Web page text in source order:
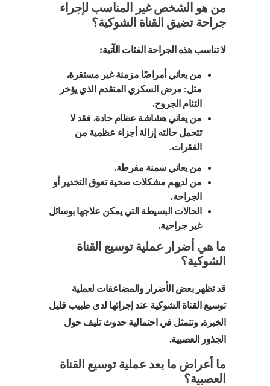
من هو الشخص غير المناسب لإجراء
جراحة تضيق القناة الشوكية؟
لا تناسب هذه الجراحة الفئات الآتية:
من يعاني أمراضًا مزمنة غير مستقرة،
مثل: مرض السكري المتقدم الذي يؤخر
التئام الجروح.
من يعاني هشاشة عظام حادة، فقد لا
تتحمل حالته إزالة أجزاء عظمية من
الفقرات.
من يعاني سمنة مفرطة.
من لديهم مشكلات صحية تعوق التخدير أو
الجراحة.
الحالات البسيطة التي يمكن علاجها بوسائل
غير جراحية.
ما هي أضرار عملية توسيع القناة
الشوكية؟
قد تظهر بعض الأضرار والمضاعفات لعملية
توسيع القناة الشوكية عند إجرائها لدى طبيب قليل
الخبرة، وتتمثل في احتمالية حدوث تليف حول
الجذور العصبية.
ما أعراض ما بعد عملية توسيع القناة
العصبية؟